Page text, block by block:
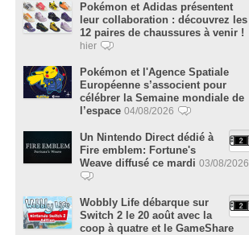
Pokémon et Adidas présentent
leur collaboration : découvrez les
12 paires de chaussures à venir !
hier
Pokémon et l'Agence Spatiale
Européenne s’associent pour
célébrer la Semaine mondiale de
l’espace 04/08/2026
Un Nintendo Direct dédié à
Fire emblem: Fortune's
Weave diffusé ce mardi 03/08/2026
Wobbly Life débarque sur
Switch 2 le 20 août avec la
coop à quatre et le GameShare